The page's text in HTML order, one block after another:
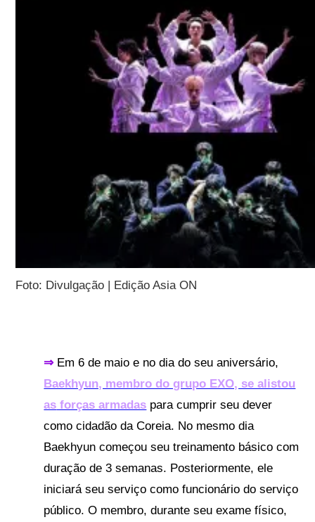
Foto: Divulgação | Edição Asia ON
⇒ Em 6 de maio e no dia do seu aniversário,
Baekhyun, membro do grupo EXO, se alistou
as forças armadas para cumprir seu dever
como cidadão da Coreia. No mesmo dia
Baekhyun começou seu treinamento básico com
duração de 3 semanas. Posteriormente, ele
iniciará seu serviço como funcionário do serviço
público. O membro, durante seu exame físico,